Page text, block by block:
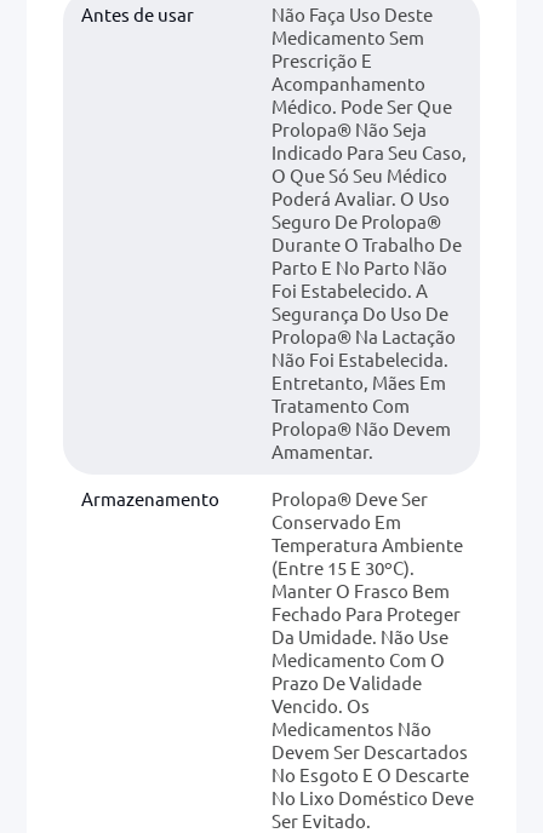
Antes de usar
Não Faça Uso Deste
Medicamento Sem
Prescrição E
Acompanhamento
Médico. Pode Ser Que
Prolopa® Não Seja
Indicado Para Seu Caso,
O Que Só Seu Médico
Poderá Avaliar. O Uso
Seguro De Prolopa®
Durante O Trabalho De
Parto E No Parto Não
Foi Estabelecido. A
Segurança Do Uso De
Prolopa® Na Lactação
Não Foi Estabelecida.
Entretanto, Mães Em
Tratamento Com
Prolopa® Não Devem
Amamentar.
Armazenamento
Prolopa® Deve Ser
Conservado Em
Temperatura Ambiente
(entre 15 E 30ºC).
Manter O Frasco Bem
Fechado Para Proteger
Da Umidade. Não Use
Medicamento Com O
Prazo De Validade
Vencido. Os
Medicamentos Não
Devem Ser Descartados
No Esgoto E O Descarte
No Lixo Doméstico Deve
Ser Evitado.